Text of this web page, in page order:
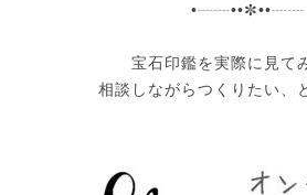
•┈┈••✼••┈┈
宝石印鑑を実際に見て
相談しながらつくりたい、